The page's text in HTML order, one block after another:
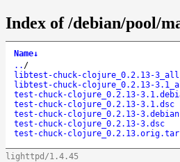
Index of /debian/pool/
Name↓
.. /
libtest-chuck-clojure_0.2.13-
libtest-chuck-clojure_0.2.13-
test-chuck-clojure_0.2.13-
test-chuck-clojure_0.2.13-3.1.dsc
test-chuck-clojure_0.2.13-
test-chuck-clojure_0.2.13-3.dsc
test-chuck-
lighttpd/1.4.45